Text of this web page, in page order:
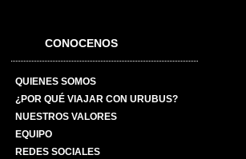
CONOCENOS
QUIENES SOMOS
¿POR QUÉ VIAJAR CON URUBUS?
NUESTROS VALORES
EQUIPO
REDES SOCIALES